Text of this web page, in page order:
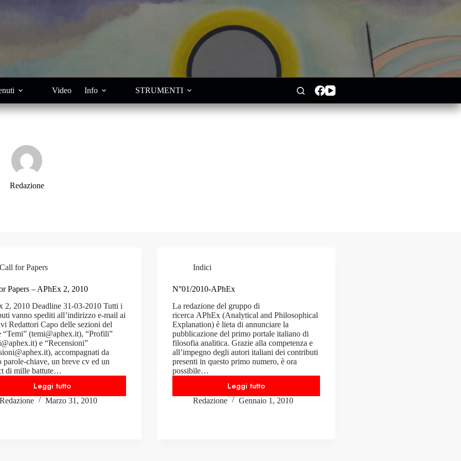
Video Info STRUMENTI
Redazione
Call for Papers
Papers – APhEx 2, 2010
2, 2010 Deadline 31-03-2010 Tutti i
vanno spediti all’indirizzo e-mail ai
Redattori Capo delle sezioni del
“Temi” (temi@aphex.it), “Profili”
e “Recensioni”
accompagnati da
parole-chiave, un breve cv ed un
di mille battute…
Leggi tutto
Call
For
Redazione Marzo 31, 2010
Indici
N°01/2010-APhEx
La redazione del gruppo di
ricerca APhEx (Analytical and Philosophical
Explanation) è lieta di annunciare la
pubblicazione del primo portale italiano di
filosofia analitica. Grazie alla competenza e
all’impegno degli autori italiani dei contributi
presenti in questo primo numero, è ora
possibile…
Leggi tuttoN°01/2010-
APhEx
Redazione Gennaio 1, 2010